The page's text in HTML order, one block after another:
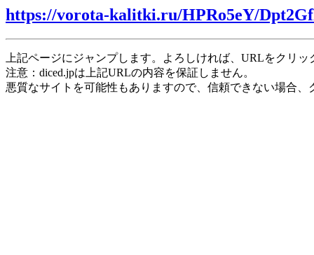
https://vorota-kalitki.ru/HPRo5eY/
上記ページにジャンプします。よろしければ、URLをクリ
注意：diced.jpは上記URLの内容を保証しません。
悪質なサイトを可能性もありますので、信頼できない場合、